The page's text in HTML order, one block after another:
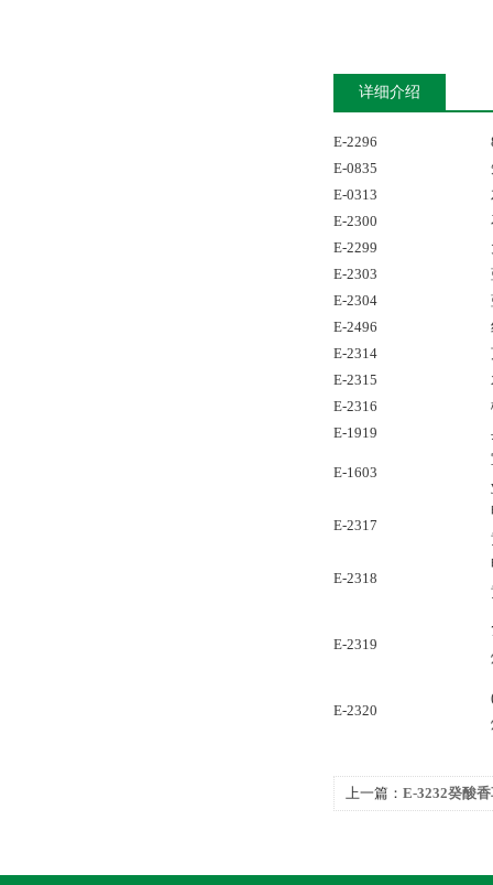
详细介绍
E-2296
E-0835
E-0313
E-2300
E-2299
E-2303
E-2304
E-2496
E-2314
E-2315
E-2316
E-1919
E-1603
E-2317
E-2318
E-2319
E-2320
上一篇： E-3232癸酸